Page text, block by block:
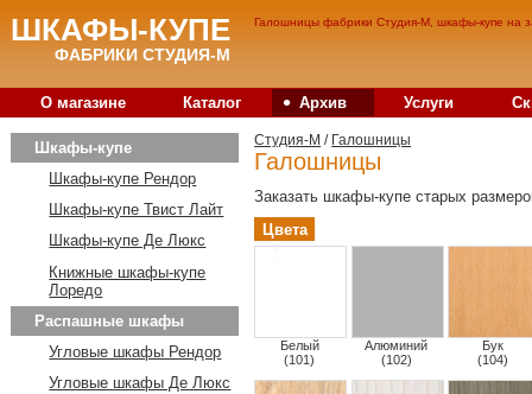
Галошницы фабрики Студия-М, шкафы-купе на
ШКАФЫ-КУПЕ
ФАБРИКИ СТУДИЯ-М
О магазине Каталог • Архив Услуги
Студия-M / Галошницы
Галошницы
Заказать шкафы-купе старых
Цвета
Белый
(101)
Алюминий
(102)
Бук
(104)
Шкафы-купе
Шкафы-купе Рендор
Шкафы-купе Твист Лайт
Шкафы-купе Де Люкс
Книжные шкафы-купе
Лоредо
Распашные шкафы
Угловые шкафы Рендор
Угловые шкафы Де Люкс